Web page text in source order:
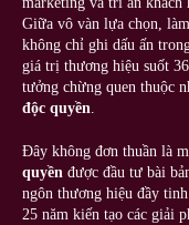
Giữa vô vàn lựa chọn,
không chỉ ghi dấu ấn
giá trị thương hiệu suốt
tưởng chừng quen thuộc
độc quyền.
Đây không đơn thuần là
quyền được đầu tư bài
ngôn thương hiệu đầy
25 năm kiến tạo các giải